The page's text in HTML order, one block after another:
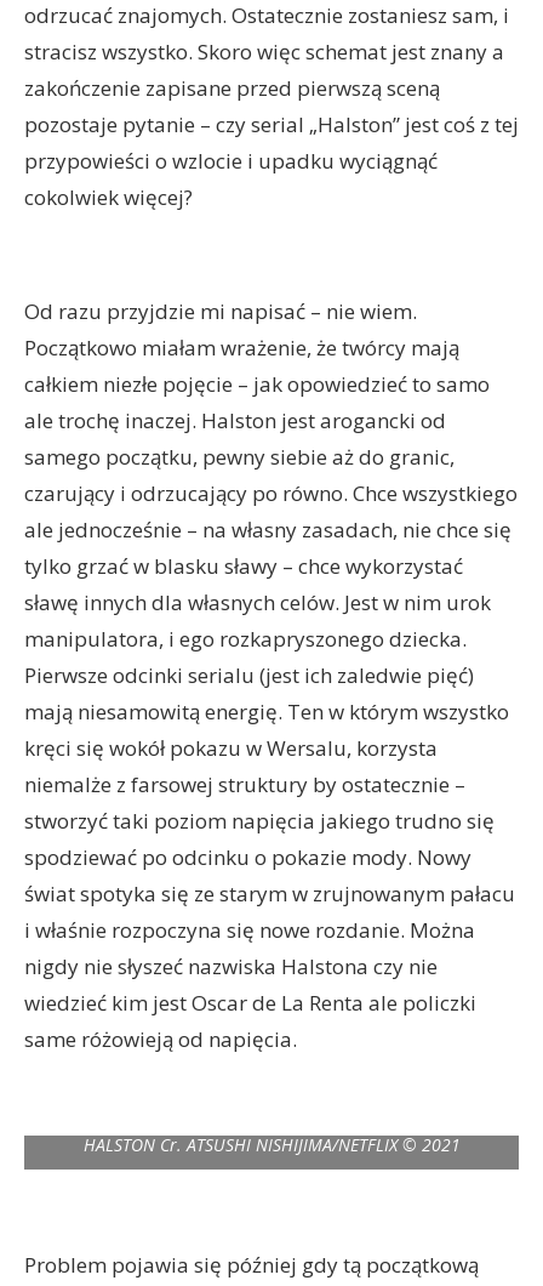
odrzucać znajomych. Ostatecznie zostaniesz sam, i
stracisz wszystko. Skoro więc schemat jest znany a
zakończenie zapisane przed pierwszą sceną
pozostaje pytanie – czy serial „Halston” jest coś z tej
przypowieści o wzlocie i upadku wyciągnąć
cokolwiek więcej?
Od razu przyjdzie mi napisać – nie wiem.
Początkowo miałam wrażenie, że twórcy mają
całkiem niezłe pojęcie – jak opowiedzieć to samo
ale trochę inaczej. Halston jest arogancki od
samego początku, pewny siebie aż do granic,
czarujący i odrzucający po równo. Chce wszystkiego
ale jednocześnie – na własny zasadach, nie chce się
tylko grzać w blasku sławy – chce wykorzystać
sławę innych dla własnych celów. Jest w nim urok
manipulatora, i ego rozkapryszonego dziecka.
Pierwsze odcinki serialu (jest ich zaledwie pięć)
mają niesamowitą energię. Ten w którym wszystko
kręci się wokół pokazu w Wersalu, korzysta
niemalże z farsowej struktury by ostatecznie –
stworzyć taki poziom napięcia jakiego trudno się
spodziewać po odcinku o pokazie mody. Nowy
świat spotyka się ze starym w zrujnowanym pałacu
i właśnie rozpoczyna się nowe rozdanie. Można
nigdy nie słyszeć nazwiska Halstona czy nie
wiedzieć kim jest Oscar de La Renta ale policzki
same różowieją od napięcia.
HALSTON Cr. ATSUSHI NISHIJIMA/NETFLIX © 2021
Problem pojawia się później gdy tą początkową